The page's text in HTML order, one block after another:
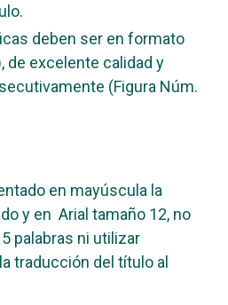
deben ser en formato
de excelente calidad y
(Figura Núm.
en mayúscula la
y en Arial tamaño 12, no
palabras ni utilizar
traducción del título al